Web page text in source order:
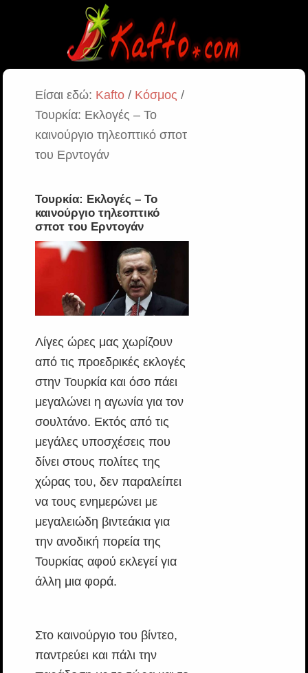
Είσαι εδώ: Kafto/ Κόσμος /
Τουρκία: Εκλογές – Το
καινούργιο τηλεοπτικό σποτ
του Ερντογάν
Τουρκία: Εκλογές – Το
καινούργιο τηλεοπτικό
σποτ του Ερντογάν
Λίγες ώρες μας χωρίζουν
από τις προεδρικές εκλογές
στην Τουρκία και όσο πάει
μεγαλώνει η αγωνία για τον
σουλτάνο. Εκτός από τις
μεγάλες υποσχέσεις που
δίνει στους πολίτες της
χώρας του, δεν παραλείπει
να τους ενημερώνει με
μεγαλειώδη βιντεάκια για
την ανοδική πορεία της
Τουρκίας αφού εκλεγεί για
άλλη μια φορά.
Στο καινούργιο του βίντεο,
παντρεύει και πάλι την